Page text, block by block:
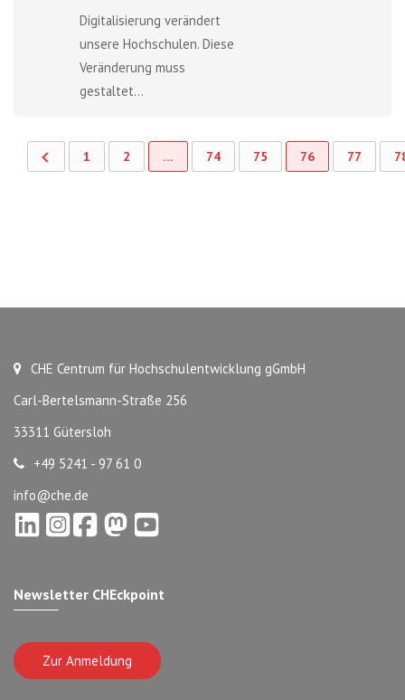
Digitalisierung verändert
unsere Hochschulen. Diese
Veränderung muss
gestaltet...
1 2 … 74 75 76 77
CHE Centrum für Hochschulentwicklung gGmbH
Carl-Bertelsmann-Straße 256
33311 Gütersloh
+49 5241 - 97 61 0
info@che.de
Newsletter CHEckpoint
Zur Anmeldung